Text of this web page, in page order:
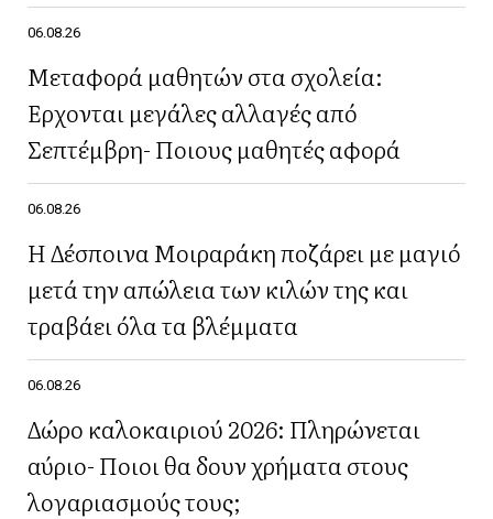
06.08.26
Μεταφορά μαθητών στα σχολεία:
Έρχονται μεγάλες αλλαγές από
Σεπτέμβρη- Ποιους μαθητές αφορά
06.08.26
Η Δέσποινα Μοιραράκη ποζάρει με μαγιό
μετά την απώλεια των κιλών της και
τραβάει όλα τα βλέμματα
06.08.26
Δώρο καλοκαιριού 2026: Πληρώνεται
αύριο- Ποιοι θα δουν χρήματα στους
λογαριασμούς τους;